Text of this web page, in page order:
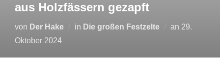
aus Holzfässern gezapft
von Der Hake in Die großen Festzelte an 29.
Oktober 2024